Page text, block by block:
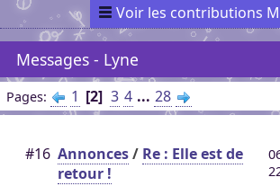
Voir les contributions
Messages - Lyne
Pages 1 2 3 4 ... 28
#16 Annonces/ Re : Elle est de
retour !